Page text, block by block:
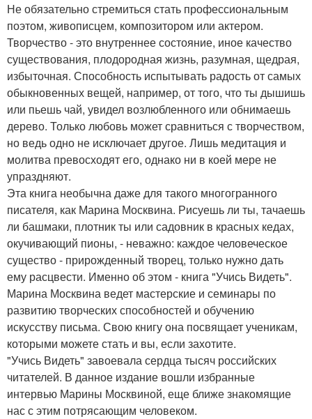
Не обязательно стремиться стать профессиональным
поэтом, живописцем, композитором или актером.
Творчество - это внутреннее состояние, иное качество
существования, плодородная жизнь, разумная, щедрая,
избыточная. Способность испытывать радость от самых
обыкновенных вещей, например, от того, что ты дышишь
или пьешь чай, увидел возлюбленного или обнимаешь
дерево. Только любовь может сравниться с творчеством,
но ведь одно не исключает другое. Лишь медитация и
молитва превосходят его, однако ни в коей мере не
упраздняют.
Эта книга необычна даже для такого многогранного
писателя, как Марина Москвина. Рисуешь ли ты, тачаешь
ли башмаки, плотник ты или садовник в красных кедах,
окучивающий пионы, - неважно: каждое человеческое
существо - прирожденный творец, только нужно дать
ему расцвести. Именно об этом - книга "Учись Видеть".
Марина Москвина ведет мастерские и семинары по
развитию творческих способностей и обучению
искусству письма. Свою книгу она посвящает ученикам,
которыми можете стать и вы, если захотите.
"Учись Видеть" завоевала сердца тысяч российских
читателей. В данное издание вошли избранные
интервью Марины Москвиной, еще ближе знакомящие
нас с этим потрясающим человеком.